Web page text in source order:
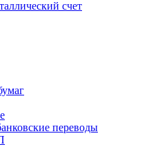
счет
переводы